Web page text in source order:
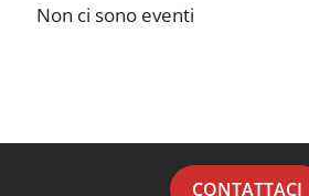
Non ci sono eventi
CONTATTACI